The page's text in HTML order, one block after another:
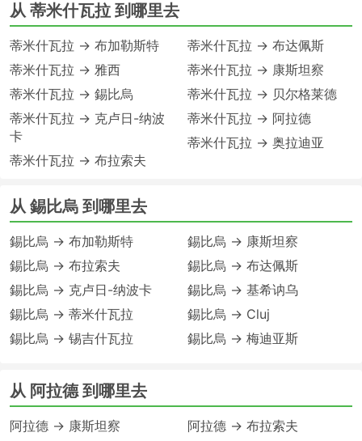
从 蒂米什瓦拉 到哪里去
蒂米什瓦拉 → 布加勒斯特
蒂米什瓦拉 → 雅西
蒂米什瓦拉 → 錫比烏
蒂米什瓦拉 → 克卢日-纳波
卡
蒂米什瓦拉 → 布拉索夫
蒂米什瓦拉 → 布达佩斯
蒂米什瓦拉 → 康斯坦察
蒂米什瓦拉 → 贝尔格莱德
蒂米什瓦拉 → 阿拉德
蒂米什瓦拉 → 奥拉迪亚
从 錫比烏 到哪里去
錫比烏 → 布加勒斯特
錫比烏 → 布拉索夫
錫比烏 → 克卢日-纳波卡
錫比烏 → 蒂米什瓦拉
錫比烏 → 锡吉什瓦拉
錫比烏 → 康斯坦察
錫比烏 → 布达佩斯
錫比烏 → 基希讷乌
錫比烏 → Cluj
錫比烏 → 梅迪亚斯
从 阿拉德 到哪里去
阿拉德 → 康斯坦察
阿拉德 → 布拉索夫